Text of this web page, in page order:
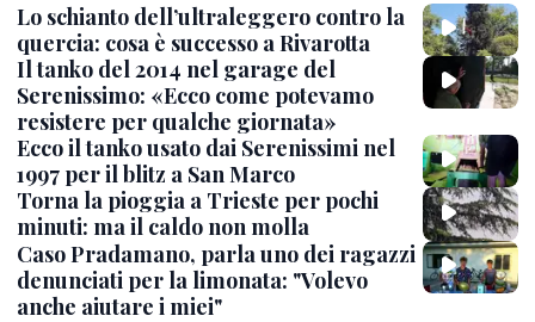
Lo schianto dell’ultraleggero contro la
quercia: cosa è successo a Rivarotta
Il tanko del 2014 nel garage del
Serenissimo: «Ecco come potevamo
resistere per qualche giornata»
Ecco il tanko usato dai Serenissimi nel
1997 per il blitz a San Marco
Torna la pioggia a Trieste per pochi
minuti: ma il caldo non molla
Caso Pradamano, parla uno dei ragazzi
denunciati per la limonata: "Volevo
anche aiutare i miei"